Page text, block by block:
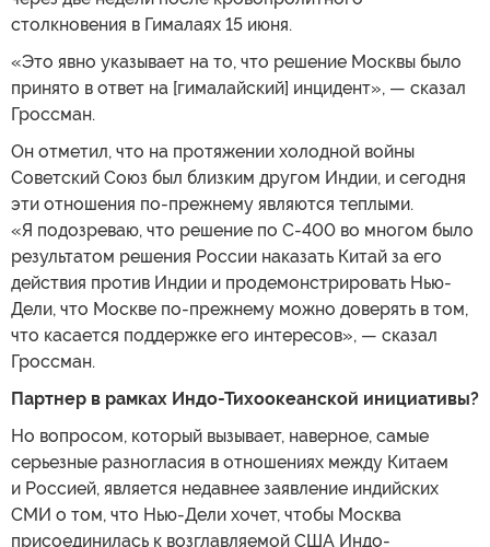
столкновения в Гималаях 15 июня.
«Это явно указывает на то, что решение Москвы было
принято в ответ на [гималайский] инцидент», — сказал
Гроссман.
Он отметил, что на протяжении холодной войны
Советский Союз был близким другом Индии, и сегодня
эти отношения по-прежнему являются теплыми.
«Я подозреваю, что решение по С-400 во многом было
результатом решения России наказать Китай за его
действия против Индии и продемонстрировать Нью-
Дели, что Москве по-прежнему можно доверять в том,
что касается поддержке его интересов», — сказал
Гроссман.
Партнер в рамках Индо-Тихоокеанской инициативы?
Но вопросом, который вызывает, наверное, самые
серьезные разногласия в отношениях между Китаем
и Россией, является недавнее заявление индийских
СМИ о том, что Нью-Дели хочет, чтобы Москва
присоединилась к возглавляемой США Индо-